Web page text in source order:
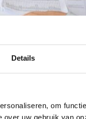
Details
om
uw gebruik van
in de regio
hebben we een